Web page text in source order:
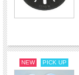
NEW PICK UP